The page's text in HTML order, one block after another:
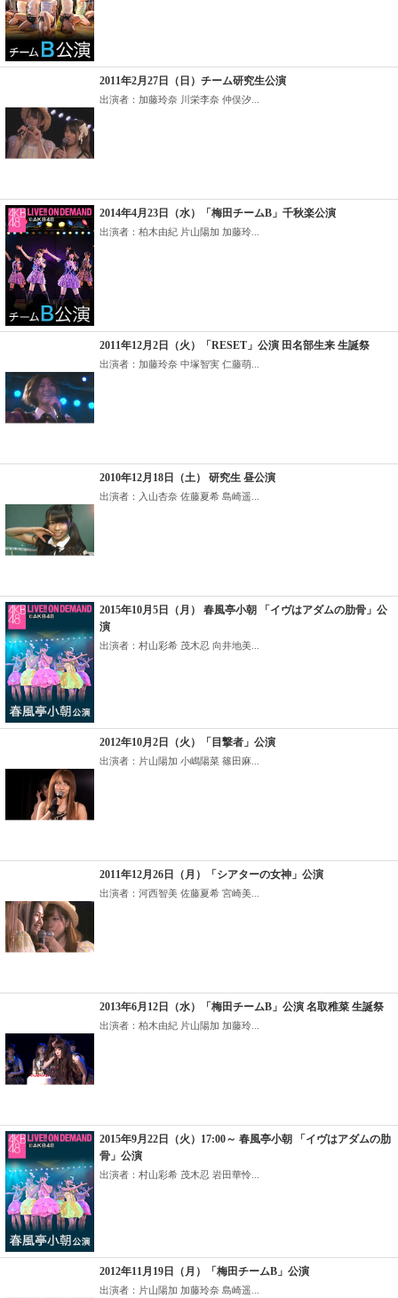
2011年2月27日（日）チーム研究生公演
出演者：加藤玲奈 川栄李奈 仲俣汐...
2014年4月23日（水）「梅田チームB」千秋楽公演
出演者：柏木由紀 片山陽加 加藤玲...
2011年12月2日（火）「RESET」公演 田名部生来 生誕祭
出演者：加藤玲奈 中塚智実 仁藤萌...
2010年12月18日（土） 研究生 昼公演
出演者：入山杏奈 佐藤夏希 島崎遥...
2015年10月5日（月） 春風亭小朝 「イヴはアダムの肋骨」公
演
出演者：村山彩希 茂木忍 向井地美...
2012年10月2日（火）「目撃者」公演
出演者：片山陽加 小嶋陽菜 篠田麻...
2011年12月26日（月）「シアターの女神」公演
出演者：河西智美 佐藤夏希 宮崎美...
2013年6月12日（水）「梅田チームB」公演 名取稚菜 生誕祭
出演者：柏木由紀 片山陽加 加藤玲...
2015年9月22日（火）17:00～ 春風亭小朝 「イヴはアダムの肋
骨」公演
出演者：村山彩希 茂木忍 岩田華怜...
2012年11月19日（月）「梅田チームB」公演
出演者：片山陽加 加藤玲奈 島崎遥...